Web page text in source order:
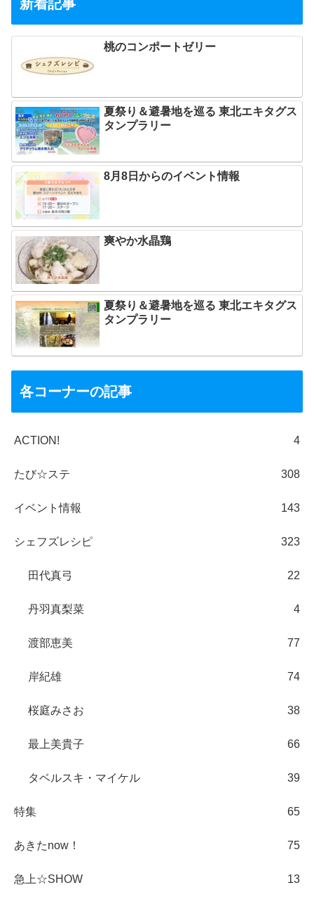
新着記事
桃のコンポートゼリー
夏祭り＆避暑地を巡る 東北エキタグス
タンプラリー
8月8日からのイベント情報
爽やか水晶鶏
夏祭り＆避暑地を巡る 東北エキタグス
タンプラリー
各コーナーの記事
ACTION! 4
たび☆ステ 308
イベント情報 143
シェフズレシピ 323
田代真弓 22
丹羽真梨菜 4
渡部恵美 77
岸紀雄 74
桜庭みさお 38
最上美貴子 66
タベルスキ・マイケル 39
特集 65
あきたnow！ 75
急上☆SHOW 13